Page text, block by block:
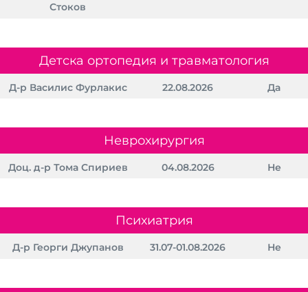
Стоков
Детска ортопедия и травматология
Д-р Василис Фурлакис 22.08.2026 Да
Неврохирургия
Доц. д-р Тома Спириев 04.08.2026 Не
Психиатрия
Д-р Георги Джупанов 31.07-01.08.2026 Не